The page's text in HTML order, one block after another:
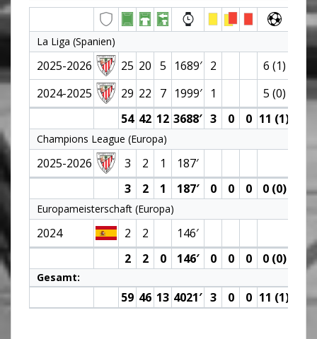
La Liga (Spanien)
2025-2026 25 20 5 1689′ 2 6 (1)
2024-2025
29 22 7 1999′ 1 5 (0)
54 42 12 3688′ 3 0 0 11 (1)
Champions League (Europa)
2025-2026 3 2 1
187′
3
2 1 187′ 0 0 0 0 (0)
Europameisterschaft (Europa)
2024 2 2
146′
2
2 0 146′ 0 0 0 0 (0)
Gesamt:
59 46 13 4021′ 3 0 0 11 (1)